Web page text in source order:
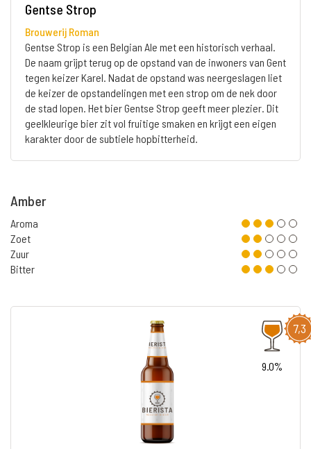
Gentse Strop
Brouwerij Roman
Gentse Strop is een Belgian Ale met een historisch verhaal.
De naam grijpt terug op de opstand van de inwoners van Gent
tegen keizer Karel. Nadat de opstand was neergeslagen liet
de keizer de opstandelingen met een strop om de nek door
de stad lopen. Het bier Gentse Strop geeft meer plezier. Dit
geelkleurige bier zit vol fruitige smaken en krijgt een eigen
karakter door de subtiele hopbitterheid.
Amber
Aroma
Zoet
Zuur
Bitter
7,3
9.0%